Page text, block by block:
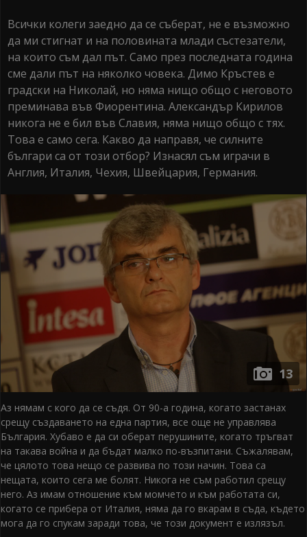
Всички колеги заедно да се съберат, не е възможно
да ми стигнат и на половината млади състезатели,
на които съм дал път. Само през последната година
сме дали път на няколко човека. Димо Кръстев е
градски на Николай, но няма нищо общо с неговото
преминава във Фиорентина. Александър Кирилов
никога не е бил във Славия, няма нищо общо с тях.
Това е само сега. Какво да направя, че силните
българи са от този отбор? Изнасял съм играчи в
Англия, Италия, Чехия, Швейцария, Германия.
13
Аз нямам с кого да се съдя. От 90-а година, когато застанах
срещу създаването на една партия, все още не управлява
България. Хубаво е да си оберат перушините, когато тръгват
на такава война и да бъдат малко по-възпитани. Съжалявам,
че цялото това нещо се развива по този начин. Това са
нещата, които сега ме болят. Никога не съм работил срещу
него. Аз имам отношение към момчето и към работата си,
когато се прибера от Италия, няма да го вкарам в съда, където
мога да го спукам заради това, че този документ е излязъл.